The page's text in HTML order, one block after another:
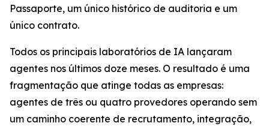
Passaporte, um único histórico de auditoria e um
único contrato.
Todos os principais laboratórios de IA lançaram
agentes nos últimos doze meses. O resultado é uma
fragmentação que atinge todas as empresas:
agentes de três ou quatro provedores operando sem
um caminho coerente de recrutamento, integração,